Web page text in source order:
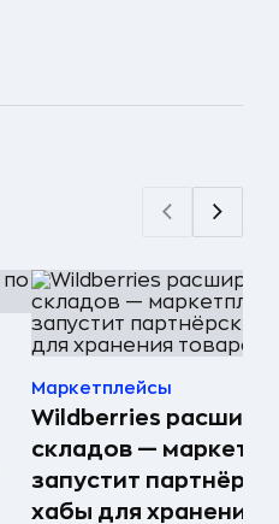
Маркетплейсы
Wildberries
складов —
запустит
хабы для хранения